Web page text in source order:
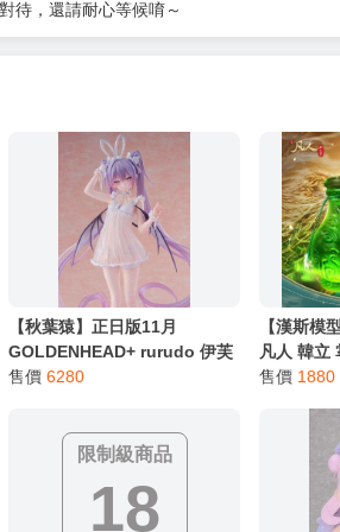
與電話客服服務，請務必小心，避免受騙！】
公布為主。
場都會特別註明，沒有則反之。
待，還請耐心等候唷～